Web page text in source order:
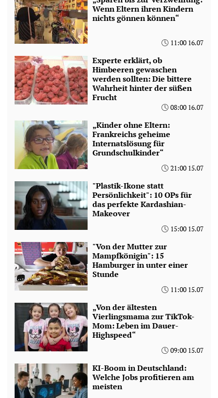
Wenn Eltern ihren Kindern
nichts gönnen können“
11:00 16.07
Experte erklärt, ob
Himbeeren gewaschen
werden sollten: Die bittere
Wahrheit hinter der süßen
Frucht
08:00 16.07
„Kinder ohne Eltern:
Frankreichs geheime
Internatslösung für
Grundschulkinder“
21:00 15.07
"Plastik-Ikone statt
Persönlichkeit": 10 OPs für
das perfekte Kardashian-
Makeover
15:00 15.07
"Von der Mutter zur
Mampfkönigin": 15
Hamburger in unter einer
Stunde
11:00 15.07
„Von der ältesten
Vierlingsmama zur TikTok-
Mom: Leben im Dauer-
Highspeed“
09:00 15.07
KI-Boom in Deutschland:
Welche Jobs profitieren am
meisten